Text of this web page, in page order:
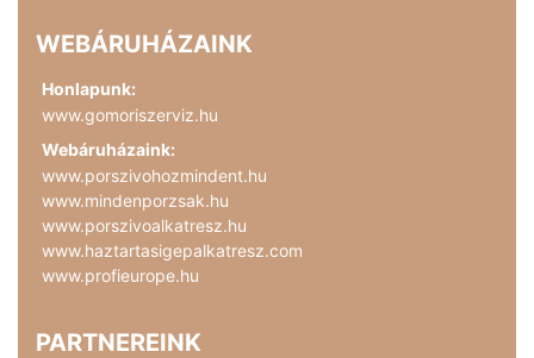
WEBÁRUHÁZAINK
Honlapunk:
www.gomoriszerviz.hu
Webáruházaink:
www.porszivohozmindent.hu
www.mindenporzsak.hu
www.porszivoalkatresz.hu
www.haztartasigepalkatresz.com
www.profieurope.hu
PARTNEREINK